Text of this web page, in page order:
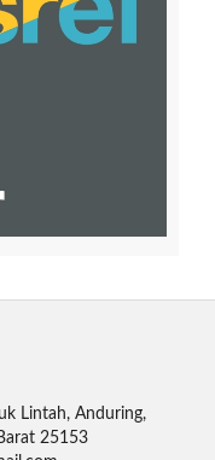
Lintah, Anduring,
25153